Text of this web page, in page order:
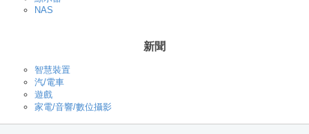
NAS
新聞
智慧裝置
汽/電車
遊戲
家電/音響/數位攝影